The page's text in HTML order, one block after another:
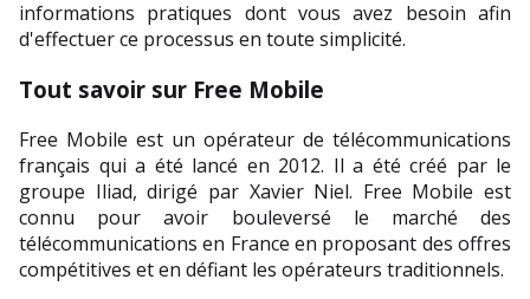
informations pratiques dont vous avez besoin afin
d'effectuer ce processus en toute simplicité.
Tout savoir sur Free Mobile
Free Mobile est un opérateur de télécommunications
français qui a été lancé en 2012. Il a été créé par le
groupe Iliad, dirigé par Xavier Niel. Free Mobile est
connu pour avoir bouleversé le marché des
télécommunications en France en proposant des offres
compétitives et en défiant les opérateurs traditionnels.